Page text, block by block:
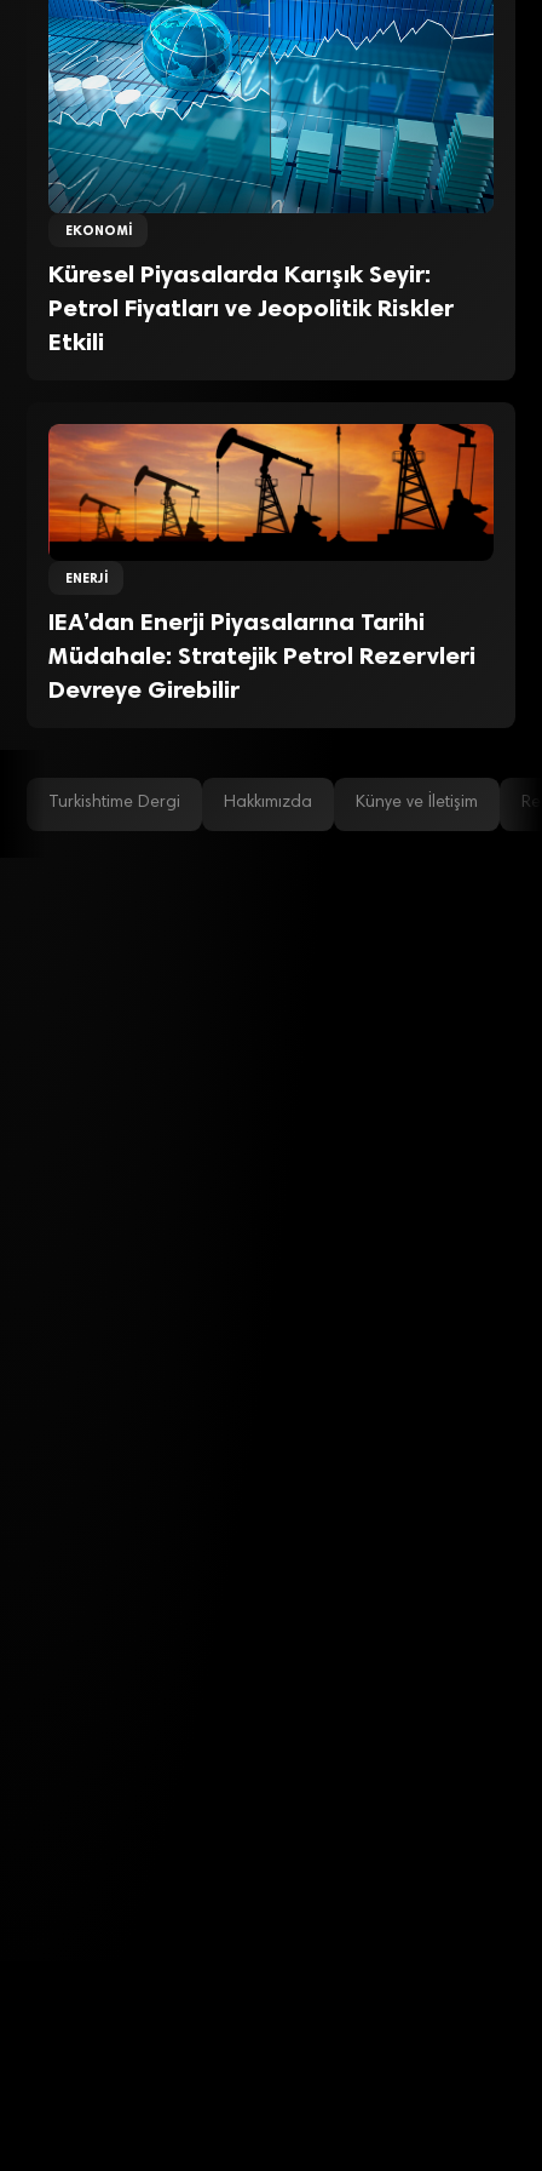
EKONOMI
Küresel Piyasalarda Karışık Seyir:
Petrol Fiyatları ve Jeopolitik Riskler
Etkili
ENERJI
IEA’dan Enerji Piyasalarına Tarihi
Müdahale: Stratejik Petrol Rezervleri
Devreye Girebilir
Turkishtime Dergi Hakkımızda Künye ve İletişim